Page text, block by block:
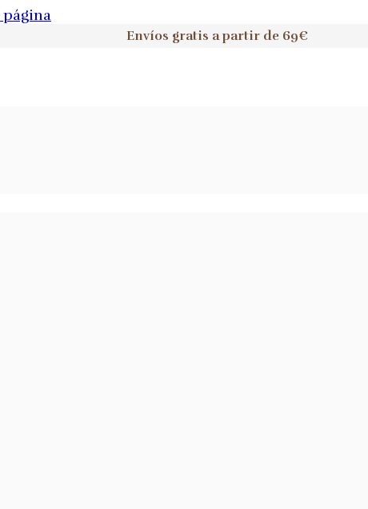
Envíos gratis a partir de 69€